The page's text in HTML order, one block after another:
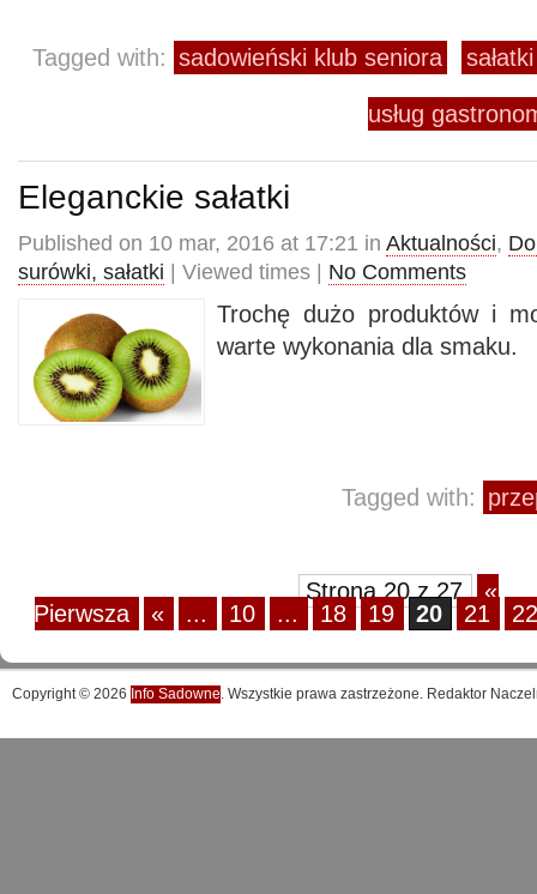
Tagged with: sadowieński klub seniora sałatki
usług
Eleganckie sałatki
Published on 10 mar, 2016 at 17:21 in Aktualności,
surówki, sałatki | Viewed times | No Comments
Trochę dużo produktów i
warte wykonania dla smaku.
Tagged with:
Strona 20 z 27
«
Pierwsza
« ... 10 ... 18 19 20 21
Copyright © 2026 Info Sadowne. Wszystkie prawa zastrzeżone. Redaktor